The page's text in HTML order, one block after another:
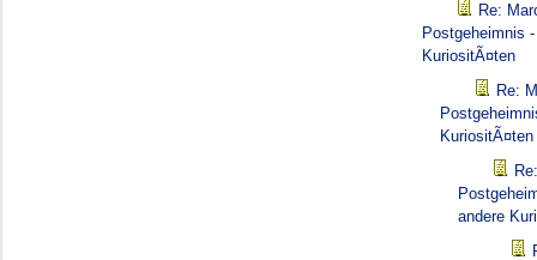
Re:
Postgeheimnis
KuriositÃ¤ten
Re:
KuriositÃ¤ten
andere